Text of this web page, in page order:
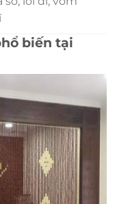
biến tại